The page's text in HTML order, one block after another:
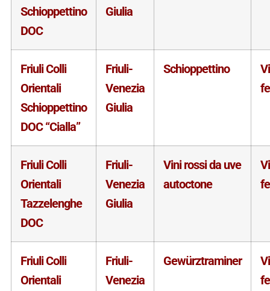
Schioppettino
DOC
Giulia
Friuli Colli
Orientali
Schioppettino
DOC “Cialla”
Friuli-
Venezia
Giulia
Schioppettino
Friuli Colli
Orientali
Tazzelenghe
DOC
Friuli-
Venezia
Giulia
Vini rossi da uve
autoctone
Friuli Colli
Orientali
Friuli-
Venezia
Gewürztraminer